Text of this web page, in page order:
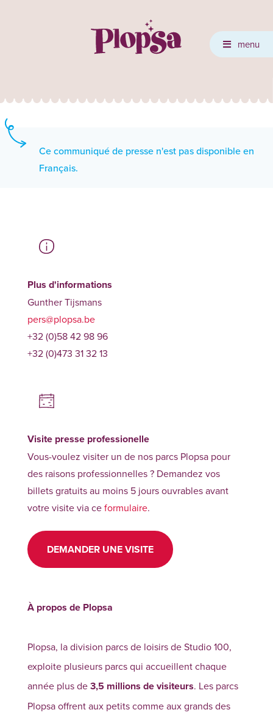
menu
Ce communiqué de presse n'est pas disponible en
Français.
Plus d'informations
Gunther Tijsmans
pers@plopsa.be
+32 (0)58 42 98 96
+32 (0)473 31 32 13
Visite presse professionelle
Vous-voulez visiter un de nos parcs Plopsa pour
des raisons professionnelles ? Demandez vos
billets gratuits au moins 5 jours ouvrables avant
votre visite via ceformulaire.
DEMANDER UNE VISITE
À propos de Plopsa
Plopsa, la division parcs de loisirs de Studio 100,
exploite plusieurs parcs qui accueillent chaque
année plus de3,5 millions de visiteurs. Les parcs
Plopsa offrent aux petits comme aux grands des